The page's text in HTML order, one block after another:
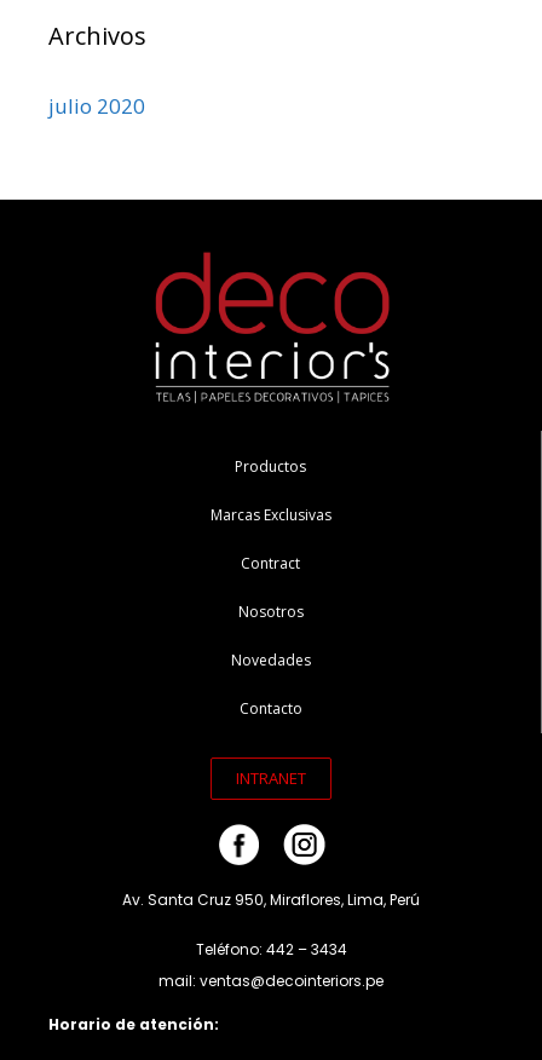
Archivos
julio 2020
Productos
Marcas Exclusivas
Contract
Nosotros
Novedades
Contacto
INTRANET
Av. Santa Cruz 950, Miraflores, Lima, Perú
Teléfono: 442 – 3434
mail: ventas@decointeriors.pe
Horario de atención: